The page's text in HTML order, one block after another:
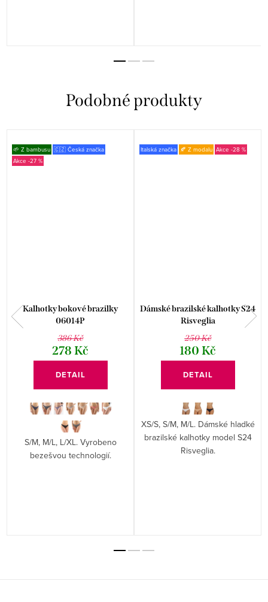
🌱 Z bambusu 🇨🇿 Česká značka
-27 %
Kalhotky bokové brazilky
06014P
386 Kč
278 Kč
DETAIL
S/M, M/L, L/XL. Vyrobeno
bezešvou technologií.
Italská značka 🍂 Z modalu -28 %
Dámské brazilské kalhotky S24
Risveglia
250 Kč
180 Kč
DETAIL
XS/S, S/M, M/L. Dámské hladké
brazilské kalhotky model S24
Risveglia.